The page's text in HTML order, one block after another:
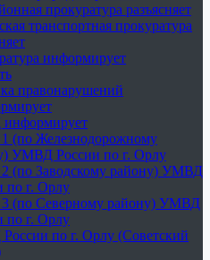
прокуратура разъясняет
транспортная прокуратура
информирует
правонарушений
(по Железнодорожному
УМВД России по г. Орлу
(по Заводскому району) УМВД
по г. Орлу
(по Северному району) УМВД
по г. Орлу
по г. Орлу (Советский